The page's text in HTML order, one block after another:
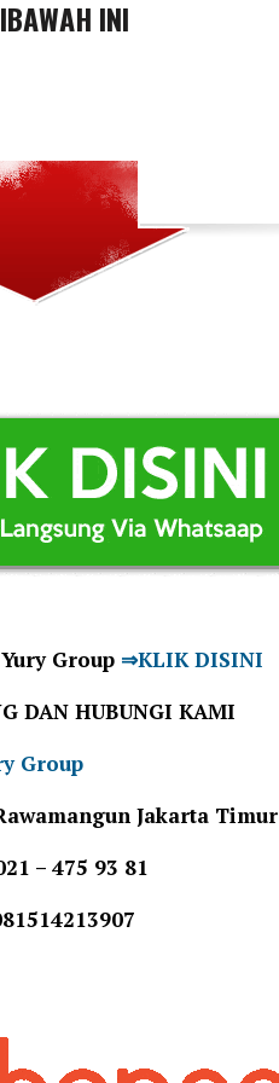
INI
Group ⇒KLIK DISINI
DAN HUBUNGI KAMI
Group
Jakarta Timur
– 475 93 81